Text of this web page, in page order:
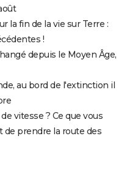
la fin de la vie sur Terre :
!
depuis le Moyen Âge,
au bord de l'extinction il
vitesse ? Ce que vous
de prendre la route des